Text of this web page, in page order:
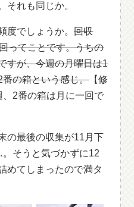
それも同じか。
度でしょうか。回収
ってことです。うちの
すが、今週の月曜日は1
の箱という感じ。【修
2番の箱は月に一回で
の最後の収集が11月下
そうと気づかずに12
めてしまったので満タ